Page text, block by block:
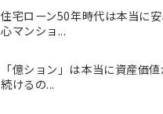
住宅ローン50年時代は本当に
心マンショ...
「億ション」は本当に資産価
続けるの...